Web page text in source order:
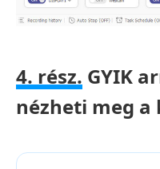
4. rész. GYIK
nézheti meg